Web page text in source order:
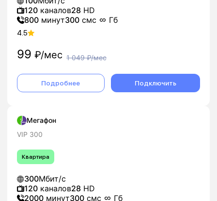
120 каналов28 HD
800 минут300 смс Гб
4.5
99 ₽/мес 1 049₽/мес
Подробнее Подключить
Мегафон
VIP 300
Квартира
300Мбит/с
120 каналов28 HD
2000 минут300 смс Гб